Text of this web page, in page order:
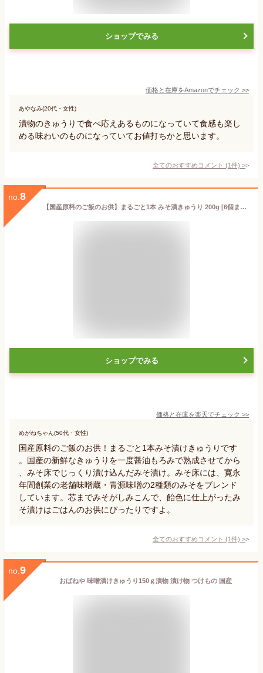
ショップでみる
価格と在庫をAmazonでチェック >>
あやなみ(20代・女性)
漬物のきゅうりで食べ応えあるものになっていて食感も楽し
める味わいのものになっていてお値打ちかと思います。
全てのおすすめコメント (1件) >
no. 8
【国産原料のご飯のお供】まるごと1本 みそ漬きゅうり 200g [6個までメール便配送可/代引&着日時指定&あす楽不可][7個以上・宅配便対応は他商品と同梱OK][北海道沖縄へは送料1520円][メール便全国一律250円]
ショップでみる
価格と在庫を楽天でチェック >>
めがねちゃん(50代・女性)
国産原料のご飯のお供！まるごと1本みそ漬けきゅうりです
。国産の新鮮なきゅうりを一度醤油もろみで熟成させてから
、みそ床でじっくり漬け込んだみそ漬け。みそ床には、寛永
年間創業の老舗味噌蔵・青源味噌の2種類のみそをブレンド
しています。芯までみそがしみこんで、飴色に仕上がったみ
そ漬けはごはんのお供にぴったりですよ。
全てのおすすめコメント (1件) >
no. 9
おばねや 味噌漬けきゅうり150ｇ漬物 漬け物 つけもの 国産